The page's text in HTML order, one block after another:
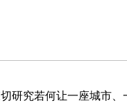
究若何让一座城市、